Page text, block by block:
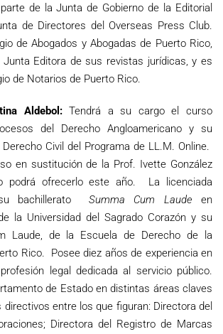
de la Junta de Gobierno de la Editorial
de Directores del Overseas Press Club.
de Abogados y Abogadas de Puerto Rico,
Editora de sus revistas jurídicas, y es
de Notarios de Puerto Rico.
Aldebol:Tendrá a su cargo el curso
del Derecho Angloamericano y su
Civil del Programa de LL.M. Online.
en sustitución de la Prof. Ivette González
podrá ofrecerlo este año. La licenciada
bachillerato Summa Cum Laude en
la Universidad del Sagrado Corazón y su
Laude, de la Escuela de Derecho de la
Rico. Posee diez años de experiencia en
legal dedicada al servicio público.
de Estado en distintas áreas claves
entre los que figuran: Directora del
Directora del Registro de Marcas